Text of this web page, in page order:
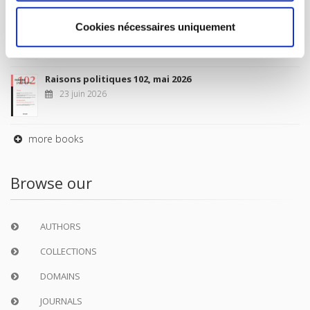
Cookies nécessaires uniquement
Sociétés contemporaines 139, 2025
6 juil. 2026
Raisons politiques 102, mai 2026
23 juin 2026
more books
Browse our
AUTHORS
COLLECTIONS
DOMAINS
JOURNALS